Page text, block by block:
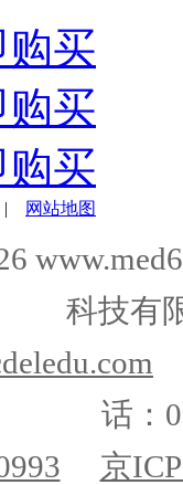
买
买
买
网站地图
科技有
话：
京